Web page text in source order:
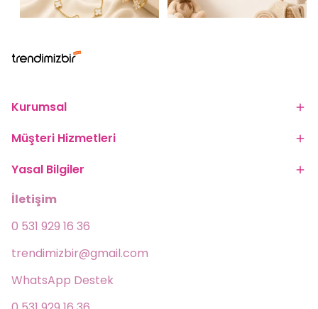
Kurumsal
Müşteri Hizmetleri
Yasal Bilgiler
İletişim
0 531 929 16 36
trendimizbir@gmail.com
WhatsApp Destek